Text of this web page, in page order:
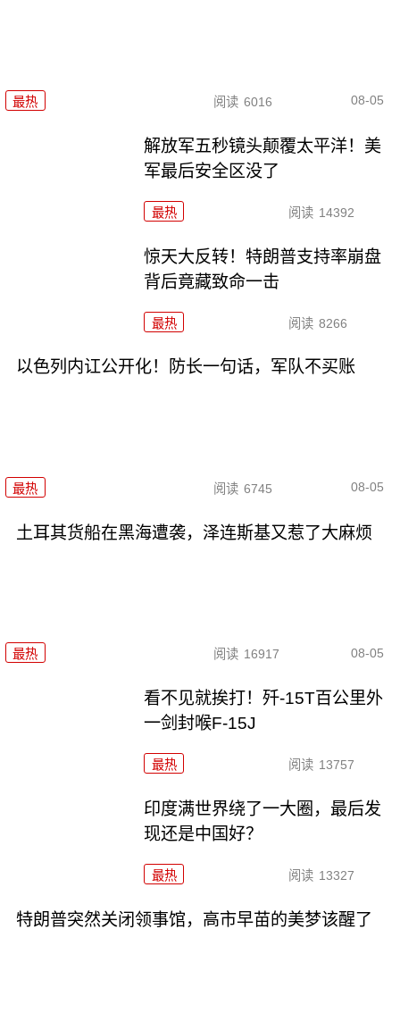
最热 阅读 6016 08-05
解放军五秒镜头颠覆太平洋！美
军最后安全区没了
最热 阅读 14392
惊天大反转！特朗普支持率崩盘
背后竟藏致命一击
最热 阅读 8266
以色列内讧公开化！防长一句话，军队不买账
最热 阅读 6745 08-05
土耳其货船在黑海遭袭，泽连斯基又惹了大麻烦
最热 阅读 16917 08-05
看不见就挨打！歼-15T百公里外
一剑封喉F-15J
最热 阅读 13757
印度满世界绕了一大圈，最后发
现还是中国好？
最热 阅读 13327
特朗普突然关闭领事馆，高市早苗的美梦该醒了